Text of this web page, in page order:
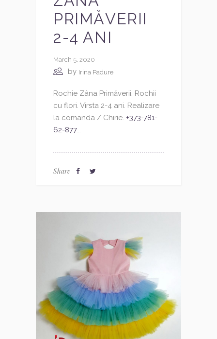
PRIMĂVERII
2-4 ANI
March 5, 2020
by Irina Padure
Rochie Zâna Primăverii. Rochii
cu flori. Virsta 2-4 ani. Realizare
la comanda / Chirie. +373-781-
62-877...
Share